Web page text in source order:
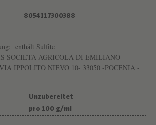
8054117300388
enthält Sulfite
SOCIETÀ AGRICOLA DI EMILIANO
IPPOLITO NIEVO 10- 33050 -POCENIA -
Unzubereitet
pro 100 g/ml